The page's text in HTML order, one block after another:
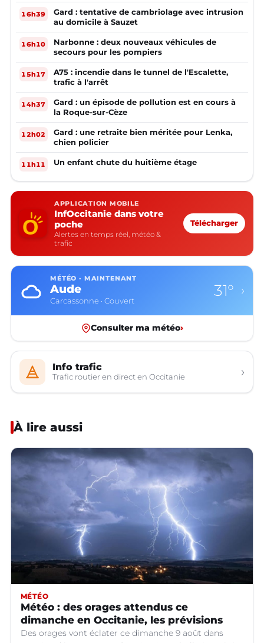
16h39
Gard : tentative de cambriolage avec intrusion
au domicile à Sauzet
16h10
Narbonne : deux nouveaux véhicules de
secours pour les pompiers
15h17
A75 : incendie dans le tunnel de l'Escalette,
trafic à l'arrêt
14h37
Gard : un épisode de pollution est en cours à
la Roque-sur-Cèze
12h02
Gard : une retraite bien méritée pour Lenka,
chien policier
11h11 Un enfant chute du huitième étage
APPLICATION MOBILE
InfOccitanie dans votre
poche
Alertes en temps réel, météo &
trafic
Télécharger
MÉTÉO · MAINTENANT
Aveyron
Rodez · Couvert
33° ›
Consulter ma météo›
Info trafic
Trafic routier en direct en Occitanie ›
À lire aussi
MÉTÉO
Météo : des orages attendus ce
dimanche en Occitanie, les prévisions
Des orages vont éclater ce dimanche 9 août dans